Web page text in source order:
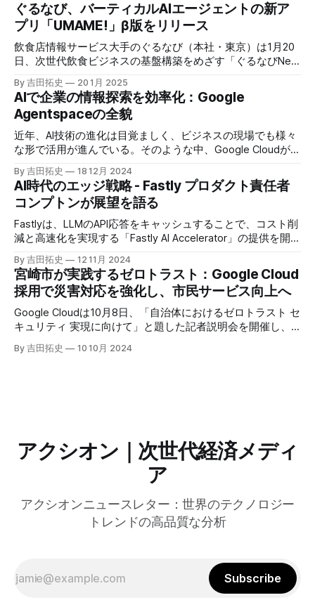
ぐるなび、バーティカルAIエージェントの新ア
プリ「UMAME!」β版をリリース
飲食店情報サービス大手のぐるなび（本社・東京）は1月20
日、次世代飲食ビジネスの基盤構築をめざす「ぐるなびNext
プロジェクト」の初成果として、新たな飲食店探索アプリ
「UMAME!（うまみー！）」のβ版を公開した。
By 吉田拓史 20 1月 2025
AIで企業の情報探索を効率化：Google
Agentspaceの全貌
近年、AI技術の進化は目覚ましく、ビジネスの現場でも様々
な形で活用が進んでいる。そのような中、Google Cloudが新
たに発表したGoogle Agentspaceは、いま注目を集めるAIエ
ージェントがエンタープライズITを大きく変革する予兆と言
えるだろう。
By 吉田拓史 18 12月 2024
AI時代のエッジ戦略 - Fastly プロダクト責任者
コンプトンが展望を語る
Fastlyは、LLMのAPI応答をキャッシュすることで、コスト削
減と高速化を実現する「Fastly AI Accelerator」の提供を開始
した。キップ・コンプトン最高プロダクト責任者（CPO）
は、類似した質問への応答を再利用し、効率的な処理を可能
にすると説明した。さらに、コンプトンは、エッジコンピュ
ーティングの利点を活かしたパーソナライズや、エッジにお
けるGPUの経済性、セキュリティへの取り組みなど、Fastly
のAI戦略について語った。
By 吉田拓史 12 11月 2024
宮崎市が実践するゼロトラスト：Google Cloud
採用で災害対応を強化し、市民サービス向上へ
Google Cloudは10月8日、「自治体におけるゼロトラスト セ
キュリティ 実現に向けて」と題した記者説明会を開催し、
自治体向けにゼロトラストセキュリティ導入を支援するプロ
グラムを発表した。宮崎市の事例では、Google Workspace
By 吉田拓史 10 10月 2024
アクシオン｜次世代経済メディ
ア
アクシオンニュースレター：世界のテクノロジー
トレンドの高品質な分析
Subscribe